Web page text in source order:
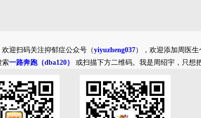
迎扫码关注抑郁症公众号（yiyuzheng037），欢迎添加周医生
索一路奔跑（dba120） 或扫描下方二维码。我是周绍宇，只想